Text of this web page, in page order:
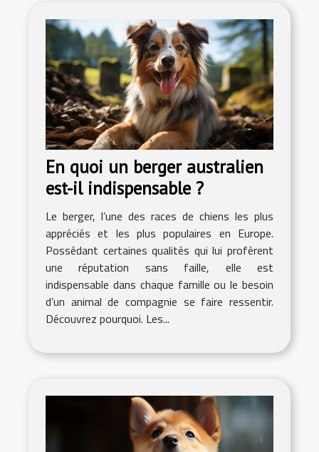
En quoi un berger australien
est-il indispensable ?
Le berger, l’une des races de chiens les plus
appréciés et les plus populaires en Europe.
Possédant certaines qualités qui lui profèrent
une réputation sans faille, elle est
indispensable dans chaque famille ou le besoin
d’un animal de compagnie se faire ressentir.
Découvrez pourquoi. Les...